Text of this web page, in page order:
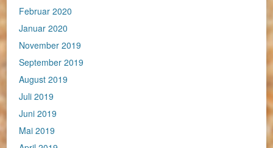
Februar 2020
Januar 2020
November 2019
September 2019
August 2019
Juli 2019
Juni 2019
Mai 2019